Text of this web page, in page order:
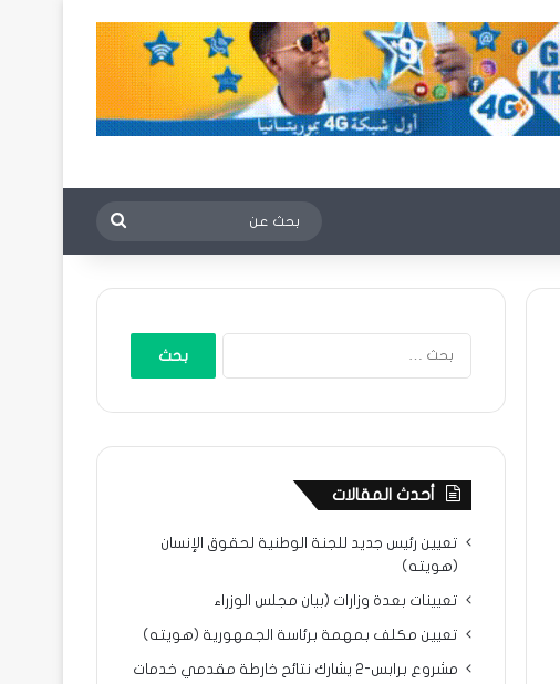
بحث
عن
أحدث المقالات
تعيين رئيس جديد للجنة الوطنية لحقوق الإنسان
(هويته)
تعيينات بعدة وزارات (بيان مجلس الوزراء
تعيين مكلف بمهمة برئاسة الجمهورية (هويته)
مشروع برابس-2 يشارك نتائح خارطة مقدمي خدمات